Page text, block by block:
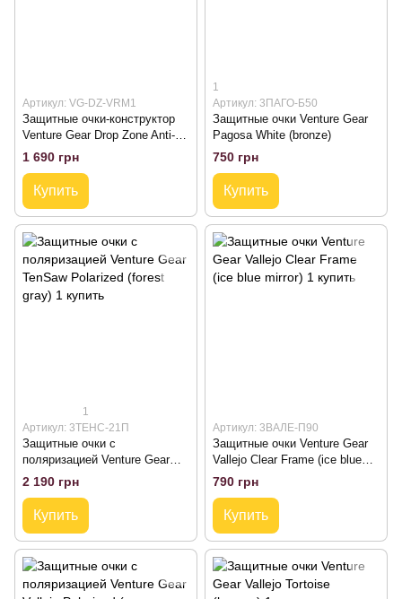
Артикул: VG-DZ-VRM1
Защитные очки-конструктор
Venture Gear Drop Zone Anti-
Fog (vermillion lens)
1 690 грн
Купить
1
Артикул: 3ПАГО-Б50
Защитные очки Venture Gear
Pagosa White (bronze)
750 грн
Купить
1
Артикул: 3ТЕНС-21П
Защитные очки с
поляризацией Venture Gear
TenSaw Polarized (forest gray)
2 190 грн
Купить
Артикул: 3ВАЛЕ-П90
Защитные очки Venture Gear
Vallejo Clear Frame (ice blue
mirror)
790 грн
Купить